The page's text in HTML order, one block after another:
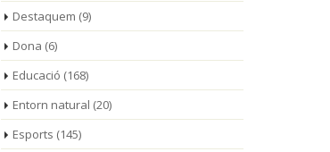
Destaquem (9)
Dona (6)
Educació (168)
Entorn natural (20)
Esports (145)